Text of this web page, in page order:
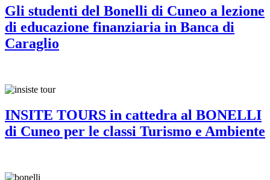
Gli studenti del Bonelli di Cuneo a lezione
di educazione finanziaria in Banca di
Caraglio
INSITE TOURS in cattedra al BONELLI
di Cuneo per le classi Turismo e Ambiente